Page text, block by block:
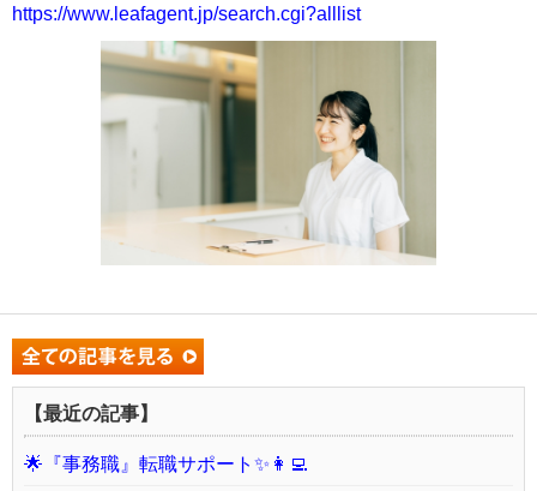
https://www.leafagent.jp/search.cgi?alllist
【最近の記事】
🌟『事務職』転職サポート✨👩‍💻